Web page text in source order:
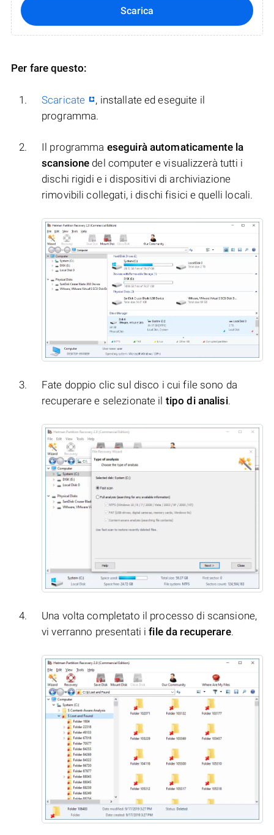
Scarica
Per fare questo:
Scaricate
, installate ed eseguite il
programma.
Il programma eseguirà automaticamente la
scansione del computer e visualizzerà tutti i
dischi rigidi e i dispositivi di archiviazione
rimovibili collegati, i dischi fisici e quelli locali.
Fate doppio clic sul disco i cui file sono da
recuperare e selezionate il tipo di analisi.
Una volta completato il processo di scansione,
vi verranno presentati ifile da recuperare.